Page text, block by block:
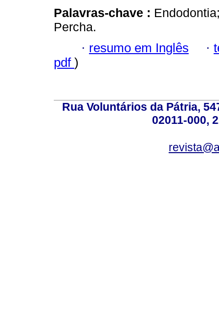
Palavras-chave :
Percha.
· resumo em Inglês ·
pdf )
Rua Voluntários da Pátria,
02011-000,